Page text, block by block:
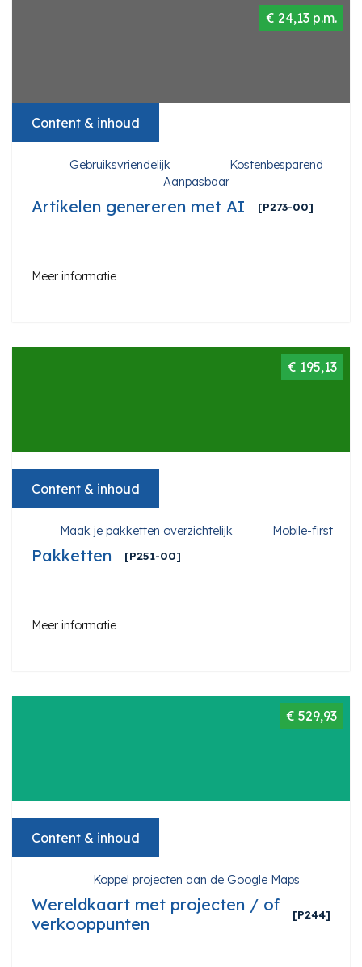
€ 24,13 p.m.
Content & inhoud
Gebruiksvriendelijk
Kostenbesparend
Aanpasbaar
Artikelen genereren met AI [P273-00]
Meer informatie
€ 195,13
Content & inhoud
Maak je pakketten overzichtelijk Mobile-first
Pakketten [P251-00]
Meer informatie
€ 529,93
Content & inhoud
Koppel projecten aan de Google Maps
Wereldkaart met projecten / of
verkooppunten
[P244]